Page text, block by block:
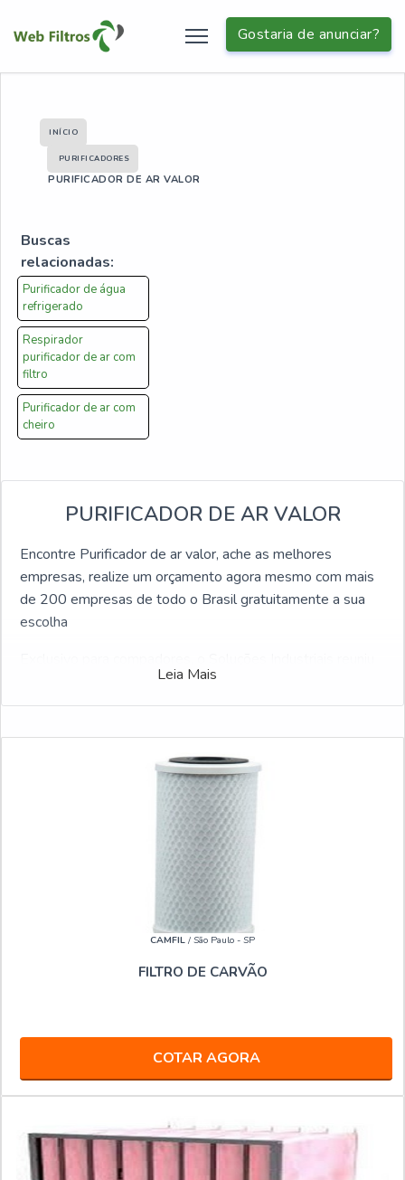
Gostaria de anunciar?
INÍCIO
PURIFICADORES
PURIFICADOR DE AR VALOR
Buscas
relacionadas:
Purificador de água
refrigerado
Respirador
purificador de ar com
filtro
Purificador de ar com
cheiro
PURIFICADOR DE AR VALOR
Encontre Purificador de ar valor, ache as melhores
empresas, realize um orçamento agora mesmo com mais
de 200 empresas de todo o Brasil gratuitamente a sua
escolha
o maior número de fabricantes referência do ramo
industrial. Caso haja interesse por Purificador de ar valor e
Leia Mais
CAMFIL / São Paulo - SP
FILTRO DE CARVÃO
COTAR AGORA